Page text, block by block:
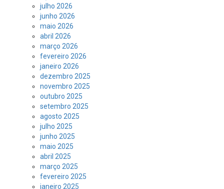
julho 2026
junho 2026
maio 2026
abril 2026
março 2026
fevereiro 2026
janeiro 2026
dezembro 2025
novembro 2025
outubro 2025
setembro 2025
agosto 2025
julho 2025
junho 2025
maio 2025
abril 2025
março 2025
fevereiro 2025
janeiro 2025